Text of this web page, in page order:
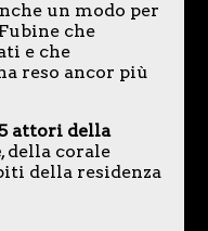
un modo per
che
e che
reso ancor più
attori della
, della corale
della residenza